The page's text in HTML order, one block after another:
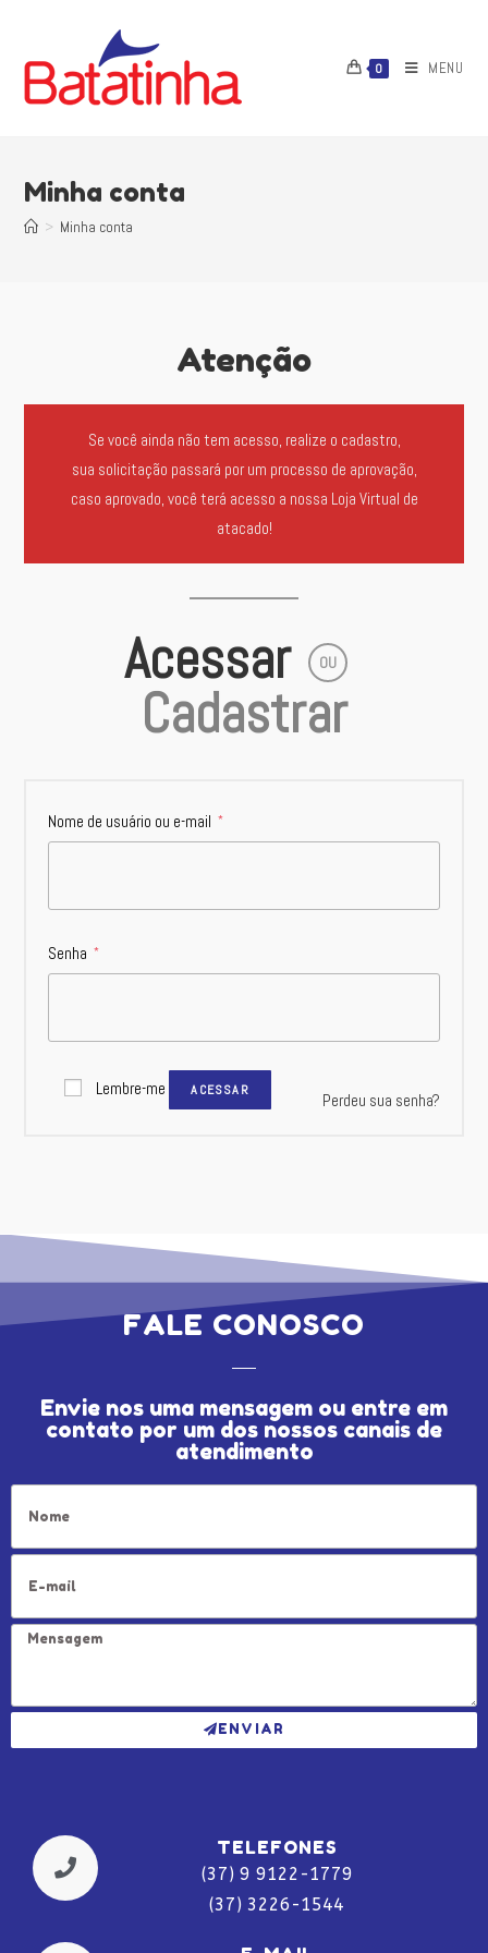
0 MENU
Minha conta
> Minha conta
Atenção
Se você ainda não tem acesso, realize o cadastro,
sua solicitação passará por um processo de aprovação,
caso aprovado, você terá acesso a nossa Loja Virtual de
atacado!
Acessar OU
Cadastrar
Nome de usuário ou e-mail *
Senha *
Lembre-me ACESSAR Perdeu sua senha?
FALE CONOSCO
Envie nos uma mensagem ou entre em
contato por um dos nossos canais de
atendimento
ENVIAR
TELEFONES
(37) 9 9122-1779
(37) 3226-1544